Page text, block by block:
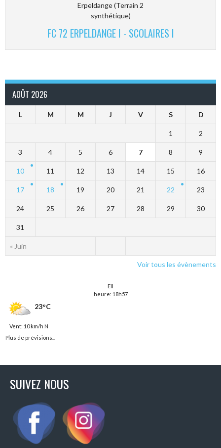
Erpeldange (Terrain 2
synthétique)
FC 72 ERPELDANGE I - SCOLAIRES I
AOÛT 2026
L M M J V S D
« Juin
1 2
3 4 5 6 7 8 9
10 11 12 13 14 15 16
17 18 19 20 21 22 23
24 25 26 27 28 29 30
31
Voir tous les évènements
Ell
heure: 18h57
23°C
Vent: 10 km/h N
Plus de prévisions...
SUIVEZ NOUS